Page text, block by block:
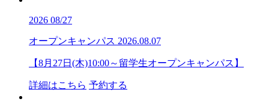
2026 08/27
オープンキャンパス 2026.08.07
【8月27日(木)10:00～留学生オープンキャンパス】
詳細はこちら 予約する